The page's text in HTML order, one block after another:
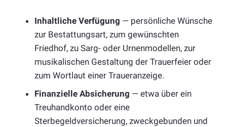
Inhaltliche Verfügung — persönliche Wünsche
zur Bestattungsart, zum gewünschten
Friedhof, zu Sarg- oder Urnenmodellen, zur
musikalischen Gestaltung der Trauerfeier oder
zum Wortlaut einer Traueranzeige.
Finanzielle Absicherung — etwa über ein
Treuhandkonto oder eine
Sterbegeldversicherung, zweckgebunden und